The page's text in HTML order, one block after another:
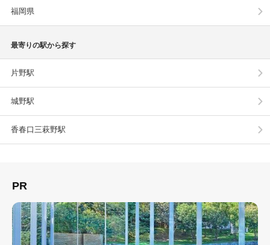
福岡県
最寄りの駅から探す
片野駅
城野駅
香春口三萩野駅
PR